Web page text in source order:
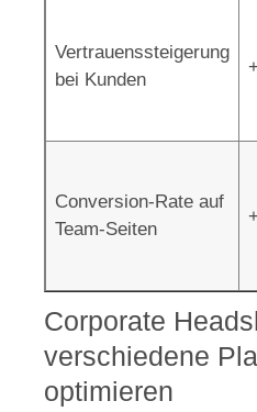
Vertrauenssteigerung
bei Kunden
Conversion-Rate auf
Team-Seiten
Corporate
verschiedene
optimieren